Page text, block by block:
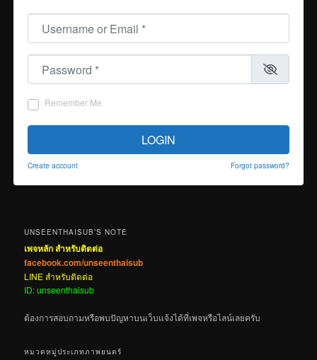
Username or Email
Password
Remember Me
LOGIN
Create account Forgot password?
UNSEENTHAISUB’S NOTE
เพจหลัก สำหรับติดต่อ
facebook.com/unseenthaisub
LINE สำหรับติดต่อ
ID: unseenthaisub
ต้องการสอบถามหรือพบปัญหาบนเว็บแจ้งได้ที่เพจหรือไลน์เลยครับ
หมวดหมู่ประเภทภาพยนตร์